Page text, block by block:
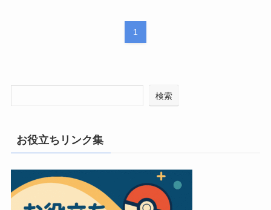
1
検索
お役立ちリンク集